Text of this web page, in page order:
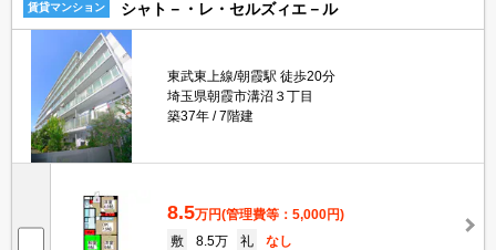
賃貸マンション シャト－・レ・セルズィエ－ル
東武東上線/朝霞駅 徒歩20分
埼玉県朝霞市溝沼３丁目
築37年
7階建
8.5万円(管理費等：5,000円)
敷
8.5万 礼
なし